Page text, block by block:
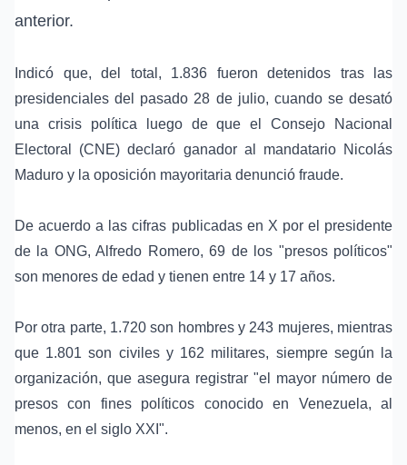
anterior.
Indicó que, del total, 1.836 fueron detenidos tras las
presidenciales del pasado 28 de julio, cuando se desató
una crisis política luego de que el Consejo Nacional
Electoral (CNE) declaró ganador al mandatario Nicolás
Maduro y la oposición mayoritaria denunció fraude.
De acuerdo a las cifras publicadas en X por el presidente
de la ONG, Alfredo Romero, 69 de los "presos políticos"
son menores de edad y tienen entre 14 y 17 años.
Por otra parte, 1.720 son hombres y 243 mujeres, mientras
que 1.801 son civiles y 162 militares, siempre según la
organización, que asegura registrar "el mayor número de
presos con fines políticos conocido en Venezuela, al
menos, en el siglo XXI".